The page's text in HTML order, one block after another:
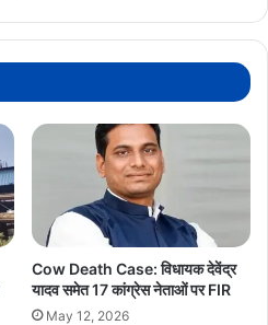
Cow Death Case: विधायक देवेंद्र
यादव समेत 17 कांग्रेस नेताओं पर FIR
May 12, 2026